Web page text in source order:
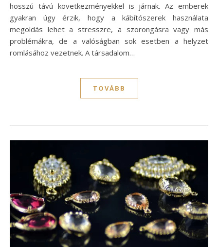
hosszú távú következményekkel is járnak. Az emberek
gyakran úgy érzik, hogy a kábítószerek használata
megoldás lehet a stresszre, a szorongásra vagy más
problémákra, de a valóságban sok esetben a helyzet
romlásához vezetnek. A társadalom…
TOVÁBB